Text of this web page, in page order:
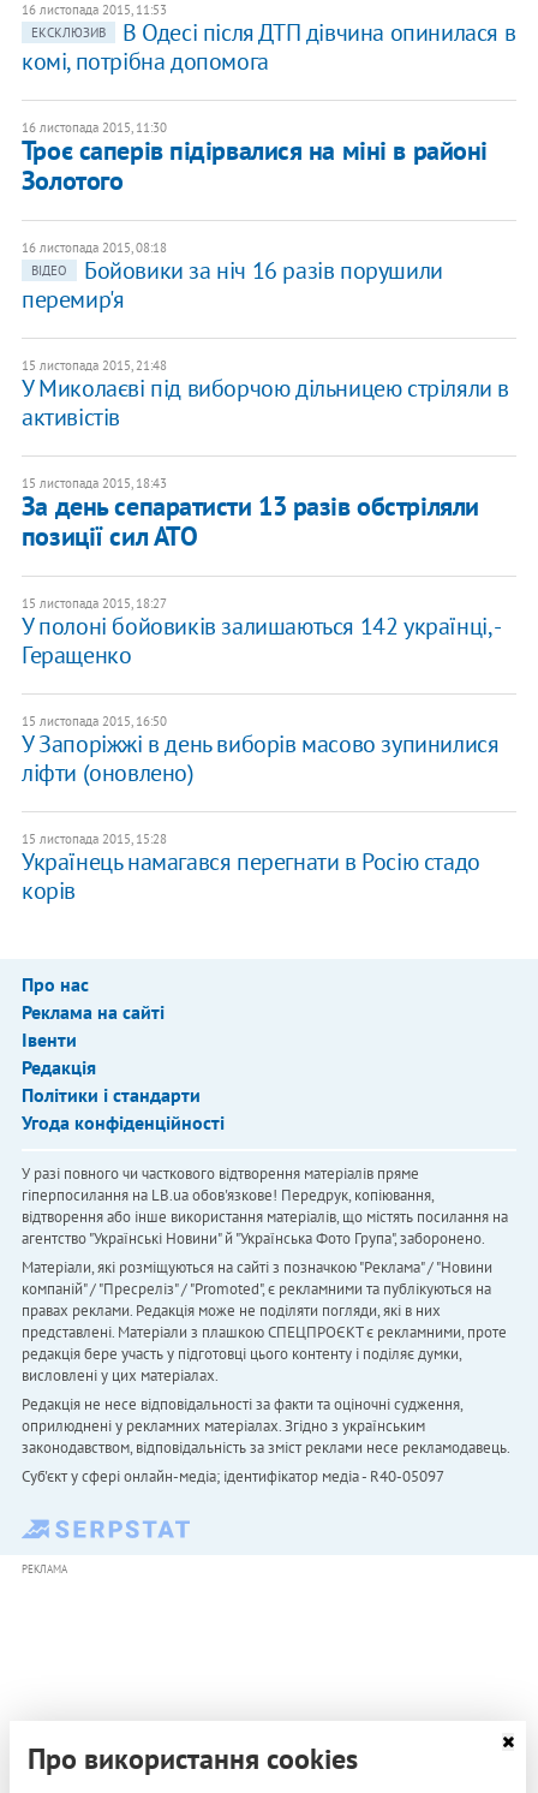
16 листопада 2015, 11:53
ЕКСКЛЮЗИВ
В Одесі після ДТП дівчина опинилася в
комі, потрібна допомога
16 листопада 2015, 11:30
Троє саперів підірвалися на міні в районі
Золотого
16 листопада 2015, 08:18
ВІДЕО
Бойовики за ніч 16 разів порушили
перемир'я
15 листопада 2015, 21:48
У Миколаєві під виборчою дільницею стріляли в
активістів
15 листопада 2015, 18:43
За день сепаратисти 13 разів обстріляли
позиції сил АТО
15 листопада 2015, 18:27
У полоні бойовиків залишаються 142 українці, -
Геращенко
15 листопада 2015, 16:50
У Запоріжжі в день виборів масово зупинилися
ліфти (оновлено)
15 листопада 2015, 15:28
Українець намагався перегнати в Росію стадо
корів
Про нас
Реклама на сайті
Івенти
Редакція
Політики і стандарти
Угода конфіденційності
У разі повного чи часткового відтворення матеріалів пряме
гіперпосилання на LB.ua обов'язкове! Передрук, копіювання,
відтворення або інше використання матеріалів, що містять посилання на
агентство "Українськi Новини" й "Українська Фото Група", заборонено.
Матеріали, які розміщуються на сайті з позначкою "Реклама" / "Новини
компаній" / "Пресреліз" / "Promoted", є рекламними та публікуються на
правах реклами. Редакція може не поділяти погляди, які в них
представлені. Матеріали з плашкою СПЕЦПРОЄКТ є рекламними, проте
редакція бере участь у підготовці цього контенту і поділяє думки,
висловлені у цих матеріалах.
Редакція не несе відповідальності за факти та оціночні судження,
оприлюднені у рекламних матеріалах. Згідно з українським
законодавством, відповідальність за зміст реклами несе рекламодавець.
Cуб'єкт у сфері онлайн-медіа; ідентифікатор медіа - R40-05097
РЕКЛАМА
Про використання cookies